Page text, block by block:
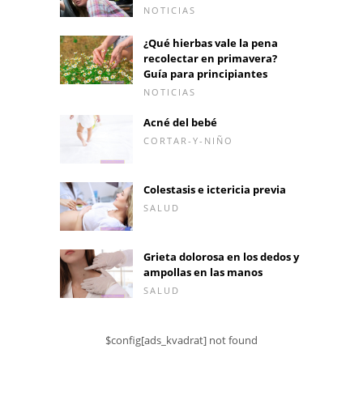
NOTICIAS
¿Qué hierbas vale la pena
recolectar en primavera?
Guía para principiantes
NOTICIAS
Acné del bebé
CORTAR-Y-NIÑO
Colestasis e ictericia previa
SALUD
Grieta dolorosa en los dedos y
ampollas en las manos
SALUD
$config[ads_kvadrat] not found